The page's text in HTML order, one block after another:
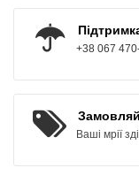
+38 067
Ваші мрії